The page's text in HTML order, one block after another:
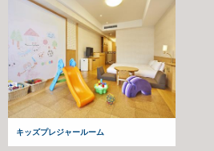
キッズプレジャールーム